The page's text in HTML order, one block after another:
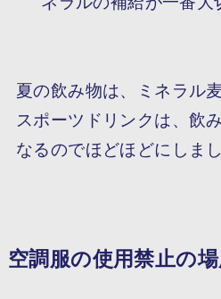
夏の飲み物は、ミネラル
スポーツドリンクは、飲
なるのでほどほどにしまし
空調服の使用禁止の